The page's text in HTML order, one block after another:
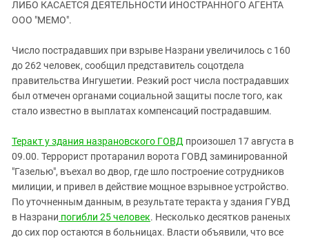
СКФО
Чечня
Южная Осетия
Южный Кавказ
ЛИБО КАСАЕТСЯ ДЕЯТЕЛЬНОСТИ ИНОСТРАННОГО АГЕНТА
ООО "МЕМО".
Число пострадавших при взрыве Назрани увеличилось с 160
до 262 человек, сообщил представитель соцотдела
правительства Ингушетии. Резкий рост числа пострадавших
был отмечен органами социальной защиты после того, как
стало известно в выплатах компенсаций пострадавшим.
Теракт у здания назрановского ГОВД произошел 17 августа в
09.00. Террорист протаранил ворота ГОВД заминированной
"Газелью", въехал во двор, где шло построение сотрудников
милиции, и привел в действие мощное взрывное устройство.
По уточненным данным, в результате теракта у здания ГУВД
в Назрани погибли 25 человек. Несколько десятков раненых
до сих пор остаются в больницах. Власти объявили, что все